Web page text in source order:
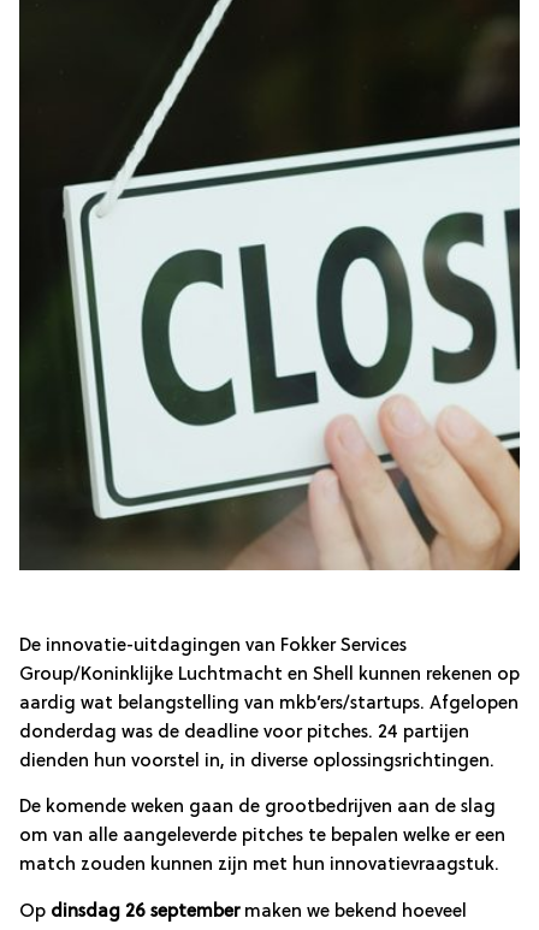
De innovatie-uitdagingen van Fokker Services
Group/Koninklijke Luchtmacht en Shell kunnen rekenen op
aardig wat belangstelling van mkb’ers/startups. Afgelopen
donderdag was de deadline voor pitches. 24 partijen
dienden hun voorstel in, in diverse oplossingsrichtingen.
De komende weken gaan de grootbedrijven aan de slag
om van alle aangeleverde pitches te bepalen welke er een
match zouden kunnen zijn met hun innovatievraagstuk.
Op dinsdag 26 septembermaken we bekend hoeveel